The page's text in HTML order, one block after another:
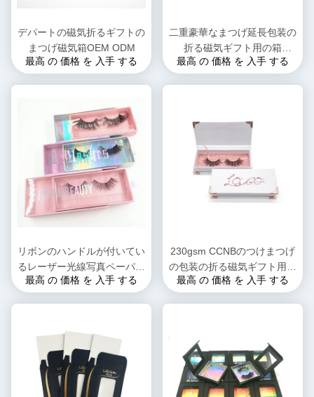
デパートの磁気折るギフトの
まつげ磁気箱OEM ODM
最高 の 価格 を 入手 する
二重豪華なまつげ延長包装の
折る磁気ギフト用の箱
35*35*35cm
最高 の 価格 を 入手 する
リボンのハンドルが付いてい
るレーザー光線写真ペーパー
フリップ上のまつげの磁気箱
最高 の 価格 を 入手 する
230gsm CCNBのつけまつげ
の包装の折る磁気ギフト用の
箱K9Kは波形を付けた
最高 の 価格 を 入手 する